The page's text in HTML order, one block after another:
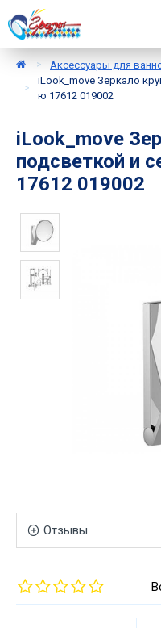
Аксессуары для
iLook_move Зеркало
ю 17612 019002
iLook_move
подсветкой и
17612 019002
Отзывы